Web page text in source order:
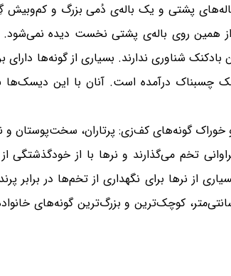
پشتی و یک باله‌ی دُمی بزرگ و کم‌وبیش
همین روی باله‌ی پشتی نخست دیده
شناوری ندارند. بسیاری از گونه‌ها دارای
چسبناک درآمده است. آنان با این
گونه‌های کف‌زی: پرتاران، سخت‌پوستان و
تخم می‌گذارند و نرها با از خودگذشتگی
از نرها برای نگهداری از تخم‌ها در برابر
مکش‌ماهی ژاپنی با درازای ۲ سانتی‌متر و لامپ‌ماهی (مکش‌ماهی) با درازای ۶۱ سانتی‌متر،